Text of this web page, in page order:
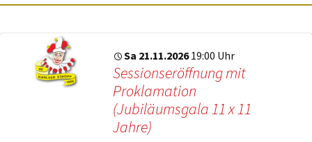
Sa 21.11.202619:00 Uhr
Sessionseröffnung mit
Proklamation
(Jubiläumsgala 11 x 11
Jahre)